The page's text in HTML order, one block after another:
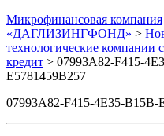
Микрофинансовая компания
«ДАГЛИЗИНГФОНД» >
технологические компании
кредит > 07993A82-F415-
E5781459B257
07993A82-F415-4E35-B15B-